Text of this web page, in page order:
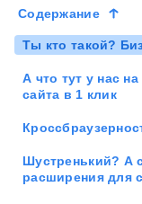
Содержание
Ты кто такой?
А что тут у нас
сайта в 1 клик
Шустренький? А
расширения для